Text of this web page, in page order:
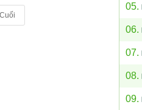
Cuối
05.
06.
07.
08.
09.